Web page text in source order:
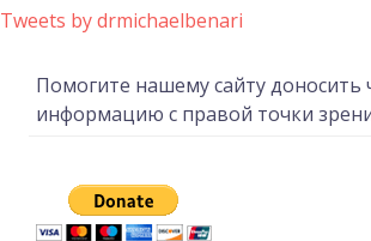
Tweets by drmichaelbenari
Помогите нашему сайту доносить
информацию с правой точки